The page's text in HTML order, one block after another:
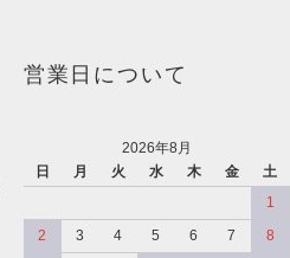
営業日について
2026年8月
日
月 火 水 木 金
土
1
2
3 4 5 6 7
8